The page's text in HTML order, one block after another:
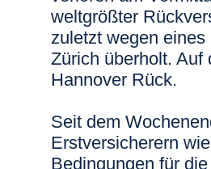
weltgrößter
zuletzt wegen
Zürich überholt. Auf
Hannover Rück.
Seit dem
Erstversicherern
Bedingungen für